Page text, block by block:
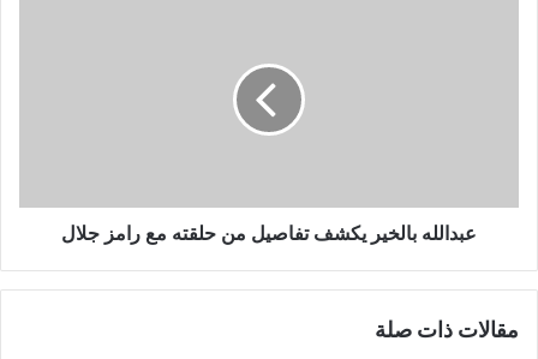
جلال
عبدالله بالخير يكشف تفاصيل من حلقته مع رامز جلال
مقالات ذات صلة